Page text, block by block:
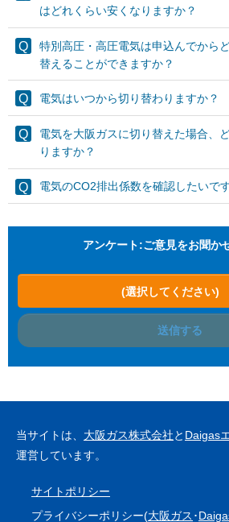
はどれくらい安くなりますか？
特別高圧・高圧電気は申込んでから
替えることができますか？
電気はいつから切り替わりますか？
電気を大阪ガスに切り替えた場合、
りますか？
電気のCO2排出係数を確認したいで
アンケート:ご意見をお聞か
(選択してください)
送信する
当サイトは、 大阪ガス株式会社と Daigas
運営しています。
サイトポリシー
プライバシーポリシー(大阪ガス ･